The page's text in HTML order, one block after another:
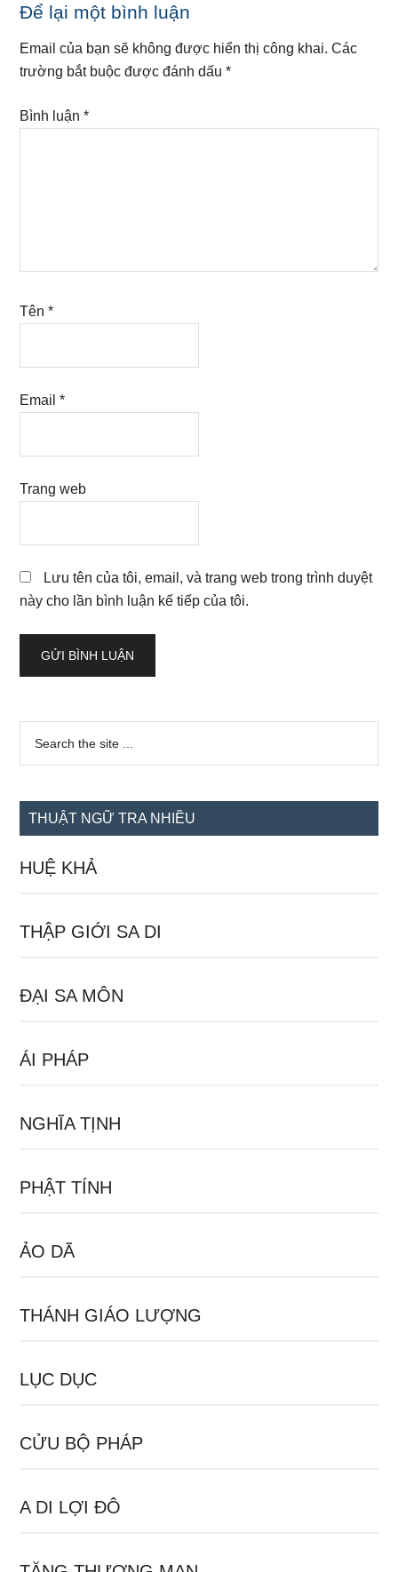
Reader
Interactions
Để lại một bình luận
Email của bạn sẽ không được hiển thị công khai. Các
trường bắt buộc được đánh dấu*
Bình luận*
Tên*
Email*
Trang web
Lưu tên của tôi, email, và trang web trong trình duyệt
này cho lần bình luận kế tiếp của tôi.
Sidebar
chính
...
THUẬT NGỮ TRA NHIỀU
HUỆ KHẢ
THẬP GIỚI SA DI
ĐẠI SA MÔN
ÁI PHÁP
NGHĨA TỊNH
PHẬT TÍNH
ẢO DÃ
THÁNH GIÁO LƯỢNG
LỤC DỤC
CỬU BỘ PHÁP
A DI LỢI ĐÔ